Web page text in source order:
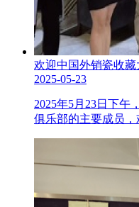
欢迎中国外销瓷收
2025-05-23
2025年5月23日下午
俱乐部的主要成员